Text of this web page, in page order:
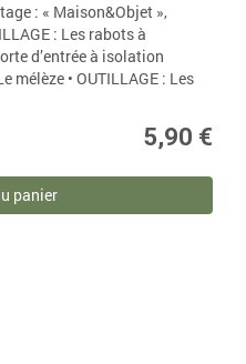
: « Maison&Objet »,
: Les rabots à
d’entrée à isolation
mélèze • OUTILLAGE : Les
5,90 €
panier